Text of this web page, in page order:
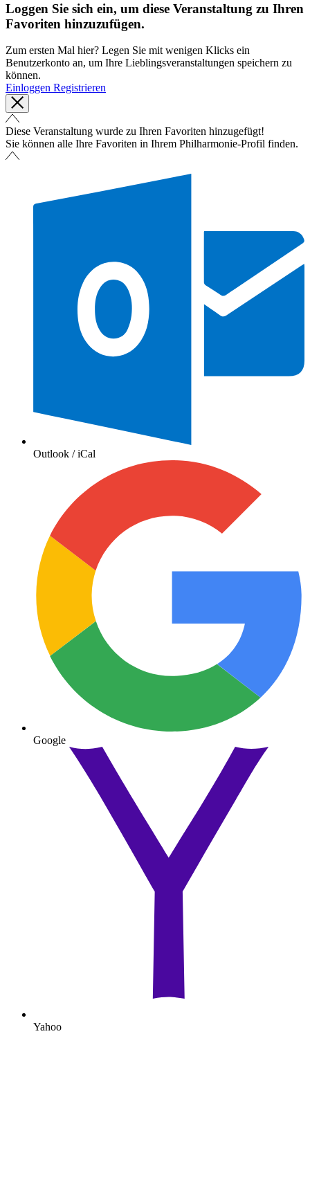
Loggen Sie sich ein, um diese Veranstaltung zu Ihren
Favoriten hinzuzufügen.
Zum ersten Mal hier? Legen Sie mit wenigen Klicks ein
Benutzerkonto an, um Ihre Lieblingsveranstaltungen speichern zu
können.
Einloggen Registrieren
Diese Veranstaltung wurde zu Ihren Favoriten hinzugefügt!
Sie können alle Ihre Favoriten in Ihrem Philharmonie-Profil finden.
Outlook / iCal
Google
Yahoo